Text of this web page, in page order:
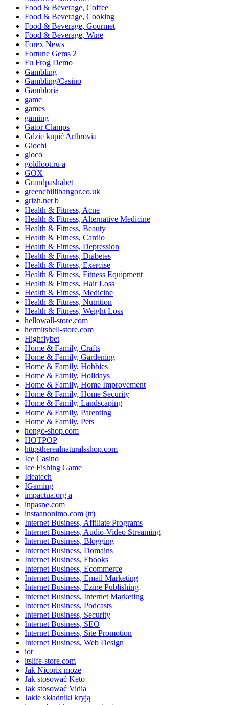
Food & Beverage, Coffee
Food & Beverage, Cooking
Food & Beverage, Gourmet
Food & Beverage, Wine
Forex News
Fortune Gems 2
Fu Frog Demo
Gambling
Gambling/Casino
Gambloria
game
games
gaming
Gator Clamps
Gdzie kupić Arthrovia
Giochi
gioco
goldloot.ru a
GOX
Grandpashabet
greenchillibangor.co.uk
grizh.net b
Health & Fitness, Acne
Health & Fitness, Alternative Medicine
Health & Fitness, Beauty
Health & Fitness, Cardio
Health & Fitness, Depression
Health & Fitness, Diabetes
Health & Fitness, Exercise
Health & Fitness, Fitness Equipment
Health & Fitness, Hair Loss
Health & Fitness, Medicine
Health & Fitness, Nutrition
Health & Fitness, Weight Loss
hellowall-store.com
hermitshell-store.com
Highflybet
Home & Family, Crafts
Home & Family, Gardening
Home & Family, Hobbies
Home & Family, Holidays
Home & Family, Home Improvement
Home & Family, Home Security
Home & Family, Landscaping
Home & Family, Parenting
Home & Family, Pets
hongo-shop.com
HOTPOP
httpstherealnaturalsshop.com
Ice Casino
Ice Fishing Game
Ideatech
IGaming
impactua.org a
inpasne.com
instaanonimo.com (tr)
Internet Business, Affiliate Programs
Internet Business, Audio-Video Streaming
Internet Business, Blogging
Internet Business, Domains
Internet Business, Ebooks
Internet Business, Ecommerce
Internet Business, Email Marketing
Internet Business, Ezine Publishing
Internet Business, Internet Marketing
Internet Business, Podcasts
Internet Business, Security
Internet Business, SEO
Internet Business, Site Promotion
Internet Business, Web Design
iot
itslife-store.com
Jak Nicorix może
Jak stosować Keto
Jak stosować Vidia
Jakie składniki kryją